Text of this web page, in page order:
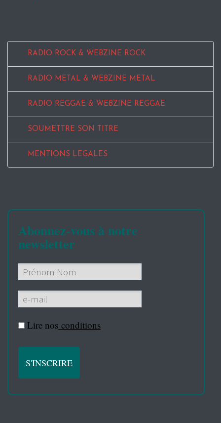
RADIO ROCK & WEBZINE ROCK
RADIO METAL & WEBZINE METAL
RADIO REGGAE & WEBZINE REGGAE
SOUMETTRE SON TITRE
MENTIONS LEGALES
Abonnez-vous à notre
newsletter
Lire nos conditions